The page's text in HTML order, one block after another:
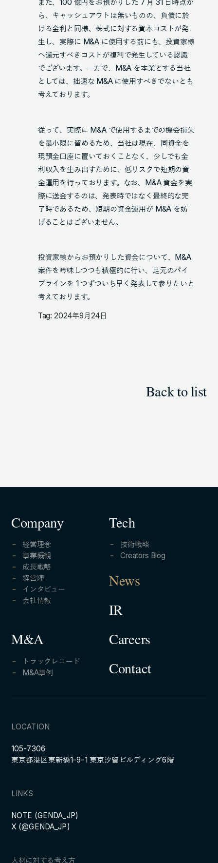
また、100 億円をお預かりした 7 月 31 日時点か
ら、キャッシュアウトは無いものの、負債に於
ける金利と同様、株式に対する資本コストが発
生し、実際に M&A に使用する前にも、投資家様
へ還元すべきコストが複利で発生している認識
でございます。一方で、M&A を本業とする当社
としては、拙速な M&A に使用すべきでないとも
考えております。
従って、実際に M&A で使用するまでの機会損失
を最小限に留めるため、当社は現在、同資金を
現預金口座に置いておくことなく、少しでも金
利収入を生み出すために、低リスクで短期の資
金運用を行っております。なお、M&A 資金を実
際に送金するのは、発表時ではなく最終的な完
了時であるため、短期の資金運用が M&A を妨
げることはございません。
投資家様からお預かりした資金について、M&A
案件を吟味しつつも積極的に行い、足元のパイ
プラインを 1 つずついち早く発表して参りたいと
考えております。
Tag: 2024年9月24日
Back to list
Company
経営理念
事業概観
成長戦略
経営陣
インタビュー
会社情報
M&A
トラックレコード
M&A事例
Tech
技術戦略
Creators Blog
News
IR
Careers
Contact
LOCATION
105-7306
東京都港区東新橋1-9-1 東京汐留ビルディング6階
LINKS
NOTE (GENDA_JP)
X (@GENDA_JP)
人材に対する考え方